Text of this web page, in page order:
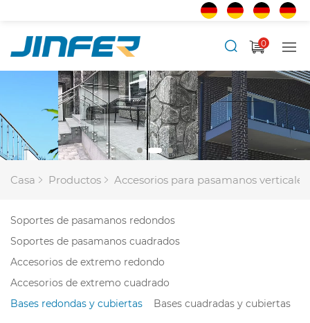
0
Casa Productos Accesorios para pasamanos verticales
Soportes de pasamanos redondos
Soportes de pasamanos cuadrados
Accesorios de extremo redondo
Accesorios de extremo cuadrado
Bases redondas y cubiertas
Bases cuadradas y cubiertas